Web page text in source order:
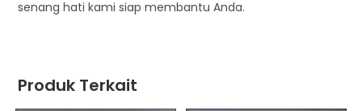
senang hati kami siap membantu Anda.
Produk Terkait